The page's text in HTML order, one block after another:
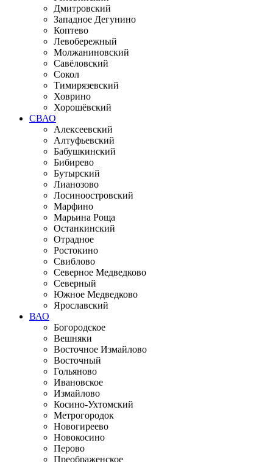
Дмитровский
Западное Дегунино
Коптево
Левобережный
Молжаниновский
Савёловский
Сокол
Тимирязевский
Ховрино
Хорошёвский
СВАО
Алексеевский
Алтуфьевский
Бабушкинский
Бибирево
Бутырский
Лианозово
Лосиноостровский
Марфино
Марьина Роща
Останкинский
Отрадное
Ростокино
Свиблово
Северное Медведково
Северный
Южное Медведково
Ярославский
ВАО
Богородское
Вешняки
Восточное Измайлово
Восточный
Гольяново
Ивановское
Измайлово
Косино-Ухтомский
Метрогородок
Новогиреево
Новокосино
Перово
Преображенское